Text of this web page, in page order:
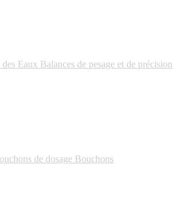
Eaux Balances de pesage et de précision
de dosage Bouchons